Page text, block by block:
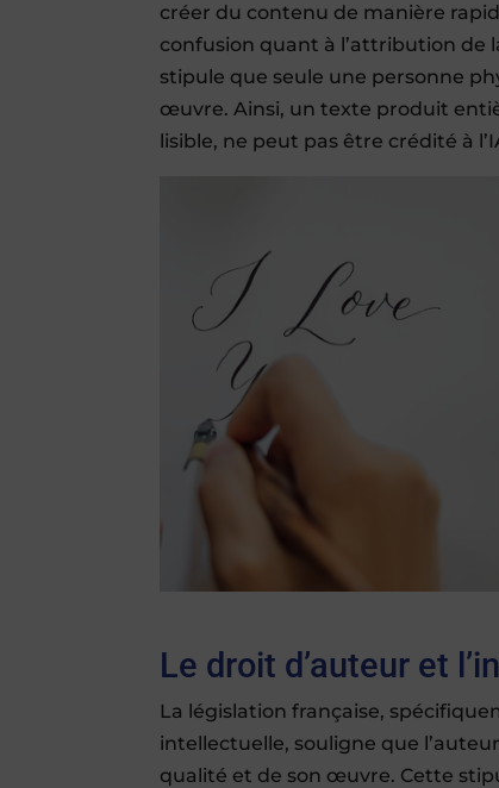
créer du contenu de manière
confusion quant à l’attribution de
stipule que seule une personne
œuvre. Ainsi, un texte produit
lisible, ne peut pas être crédité à
Le droit d’auteur et
La législation française,
intellectuelle, souligne que
qualité et de son œuvre. Cette